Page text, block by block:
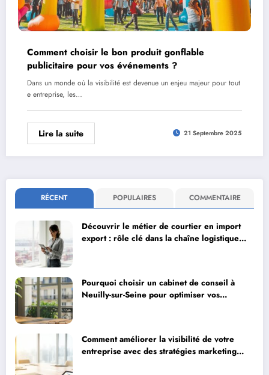
Comment choisir le bon produit gonflable
publicitaire pour vos événements ?
Dans un monde où la visibilité est devenue un enjeu majeur pour tout
e entreprise, les…
Lire la suite 21 Septembre 2025
RÉCENT POPULAIRES COMMENTAIRE
Découvrir le métier de courtier en import
export : rôle clé dans la chaîne logistique
Pourquoi choisir un cabinet de conseil à
Neuilly-sur-Seine pour optimiser vos
Comment améliorer la visibilité de votre
entreprise avec des stratégies marketing